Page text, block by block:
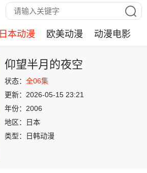
日本动漫 欧美动漫 动漫电影
仰望半月的夜空
状态： 全06集
更新： 2026-05-15 23:21
年份： 2006
地区：
日本
类型：
日韩动漫